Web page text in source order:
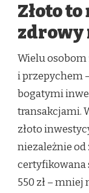
Złoto
zdrowy
Wielu osobom
i przepychem
bogatymi
transakcjami.
złoto
niezależnie
certyfikowana
550 zł –